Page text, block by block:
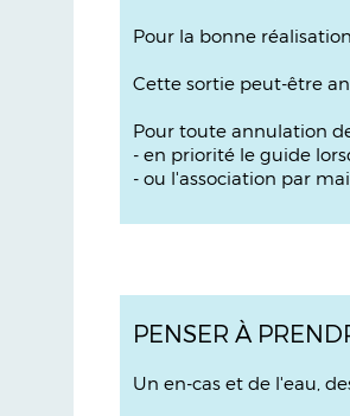
Pour la bonne
Cette sortie peut-être
Pour toute annulation
- en priorité le guide
- ou l'association par
PENSER À
Un en-cas et de l'eau,